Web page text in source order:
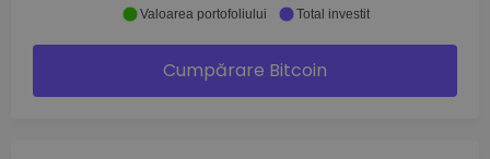
Valoarea portofoliului Total investit
Cumpărare Bitcoin